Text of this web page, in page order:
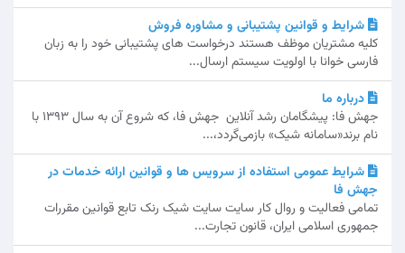
شرایط و قوانین پشتیبانی و مشاوره فروش
کلیه مشتریان موظف هستند درخواست های پشتیبانی خود را به زبان
فارسی خوانا با اولویت سیستم ارسال...
درباره ما
جهش فا: پیشگامان رشد آنلاین جهش فا، که شروع آن به سال 1393 با
نام برند«سامانه شیک» بازمی‌گردد،...
شرایط عمومی استفاده از سرویس ها و قوانین ارائه خدمات در
جهش فا
تمامی فعالیت و روال کار سایت سایت شیک رنک تابع قوانین مقررات
جمهوری اسلامی ایران، قانون تجارت...